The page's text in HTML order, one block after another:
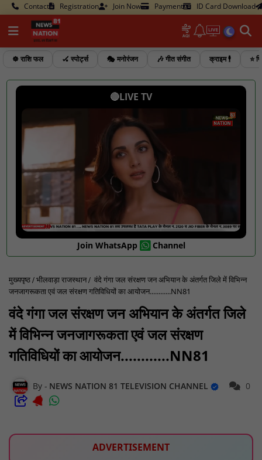
Contact Registration Join Now Payment ID Card Download
☸️ राशि फल 🏑 स्पोर्ट्स 🎭 मनोरंजन 🎶 गीत संगीत क्राइम 🕴️ ⭐
🔴LIVE TV
Join WhatsApp Channel
मुख्यपृष्ठ भीलवाड़ा राजस्थान
वंदे गंगा जल संरक्षण जन अभियान के अंतर्गत जिले में विभिन्न
जनजागरूकता एवं जल संरक्षण गतिविधियों का आयोजन............NN81
वंदे गंगा जल संरक्षण जन अभियान के अंतर्गत जिले
में विभिन्न जनजागरूकता एवं जल संरक्षण
गतिविधियों का आयोजन............NN81
NEWS NATION 81 TELEVISION CHANNEL 0
ADVERTISEMENT